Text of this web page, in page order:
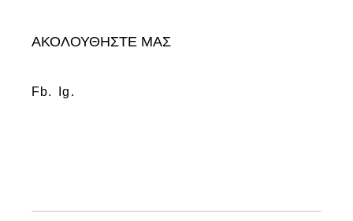
ΑΚΟΛΟΥΘΗΣΤΕ ΜΑΣ
Fb. Ig.